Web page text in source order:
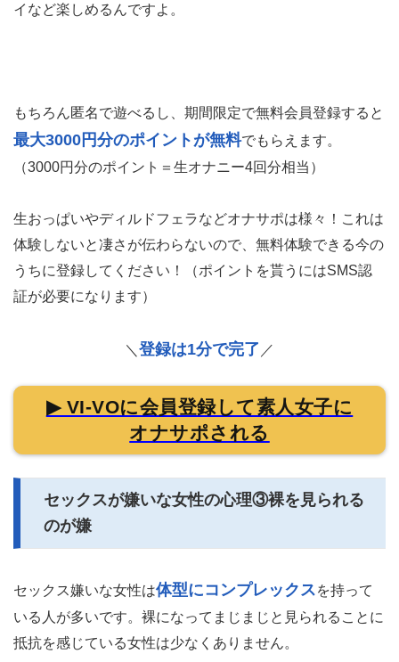
イなど楽しめるんですよ。
もちろん匿名で遊べるし、期間限定で無料会員登録すると
最大3000円分のポイントが無料でもらえます。
（3000円分のポイント＝生オナニー4回分相当）
生おっぱいやディルドフェラなどオナサポは様々！これは
体験しないと凄さが伝わらないので、無料体験できる今の
うちに登録してください！（ポイントを貰うにはSMS認
証が必要になります）
＼ 登録は1分で完了 ／
▶ VI-VOに会員登録して素人女子に
オナサポされる
セックスが嫌いな女性の心理③裸を見られる
のが嫌
セックス嫌いな女性は体型にコンプレックスを持って
いる人が多いです。裸になってまじまじと見られることに
抵抗を感じている女性は少なくありません。